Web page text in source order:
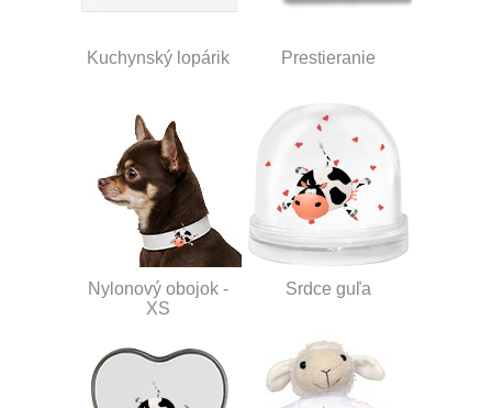
Kuchynský lopárik Prestieranie
Nylonový obojok -
XS
Srdce guľa